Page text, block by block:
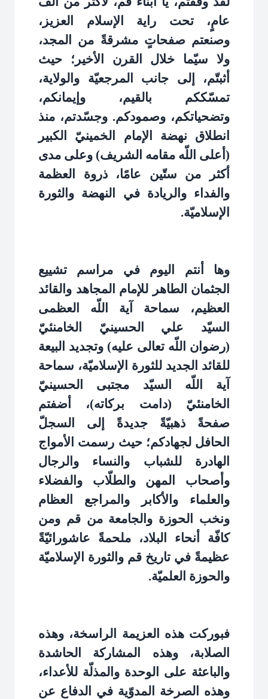
عامٍ، تحت راية الإسلام العزيز،
وصنعتم صفحاتٍ مشرقةً من المجد،
ولا سيّما خلال القرن الأخير؛ حيث
أثبتّم، إلى جانب المرجعيّة والولاية،
تمسّككم بالقيم، وإيمانكم،
وتضحياتكم، وصمودكم. وجسّدتم، منذ
انطلاق نهضة الإمام الخمينيّ الكبير
(أعلى اللّه مقامه الشريف) وعلى مدى
أكثر من ستّين عامًا، ذروة العظمة
والفداء والريادة في النهضة والثورة
الإسلاميّة.
وها أنتم اليوم في مراسم تشييع
الجثمان الطاهر للإمام المجاهد والقائد
العظيم، سماحة آية اللّه العظمى
السيّد علي الحسينيّ الخامنئيّ
(رضوان اللّه تعالى عليه) وتجديد البيعة
للقائد الجديد للثورة الإسلاميّة، سماحة
آية اللّه السيّد مجتبى الحسينيّ
الخامنئيّ (دامت بركاته)، أضفتم
صفحةً ذهبيّةً جديدةً إلى السجلّ
الحافل لجهادكم؛ حيث رسمت الأمواج
الهادرة للشباب والنساء والرجال
وأصحاب المهن والطلّاب والفضلاء
والعلماء والأكابر والمراجع العظام
ونخب الحوزة والجامعة من قم ومن
كافّة أنحاء البلاد، ملحمةً عاشورائيّةً
عظيمةً في تاريخ قم والثورة الإسلاميّة
والحوزة العلميّة.
فبوركت هذه العزيمة الراسخة، وهذه
الصلابة، وهذه المشاركة الحاشدة
والباعثة على الوحدة والمذلّة للأعداء،
وهذه الصرخة المدوّية في الدفاع عن